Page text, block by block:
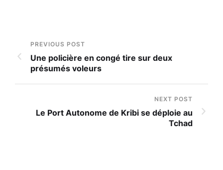
PREVIOUS POST
Une policière en congé tire sur deux
présumés voleurs
NEXT POST
Le Port Autonome de Kribi se déploie au
Tchad